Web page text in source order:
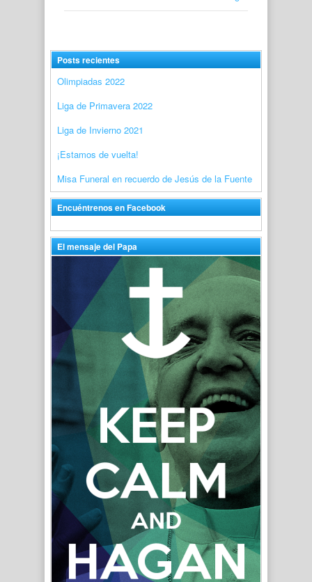
Posts recientes
Olimpiadas 2022
Liga de Primavera 2022
Liga de Invierno 2021
¡Estamos de vuelta!
Misa Funeral en recuerdo de Jesús de la Fuente
Encuéntrenos en Facebook
El mensaje del Papa